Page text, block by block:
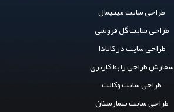
طراحی سایت مینیمال
طراحی سایت گل فروشی
طراحی سایت در کانادا
سفارش طراحی رابط کاربری
طراحی سایت وکالت
طراحی سایت بیمارستان